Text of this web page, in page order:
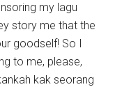
my lagu
story me that the
goodself! So I
to me, please,
kak seorang